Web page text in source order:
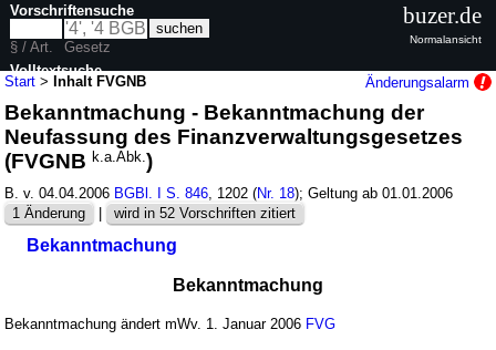
Start >Inhalt FVGNB Änderungsalarm
Bekanntmachung - Bekanntmachung der
Neufassung des Finanzverwaltungsgesetzes
(FVGNBk.a.Abk.)
B. v. 04.04.2006 BGBl. I S. 846 , 1202 (Nr. 18); Geltung ab 01.01.2006
1 Änderung
| wird in 52 Vorschriften zitiert
Bekanntmachung
Bekanntmachung
Bekanntmachung ändert mWv. 1. Januar 2006 FVG
Vorschriftensuche
§ / Art.
Gesetz
Volltextsuche
nur in FVGNB
buzer.de
Normalansicht